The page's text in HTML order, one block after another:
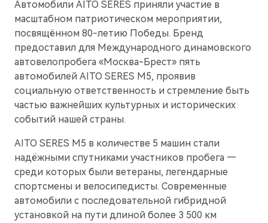
M5Стильный спортивный кроссовер
от 5 800 000 ₽
Гарантия
Руководства по эксплуатации
АКСЕССУАРЫ
Коллекция
Технические аксессуары
Колеса в сборе
Телематические системы
Системы зарядки
Новости компании
СМИ о нас
Блогеры о нас
ПАРТНЕРЫ
МТС
PlayAuto
Автомобили AITO SERES приняли участие в
масштабном патриотическом мероприятии,
посвящённом 80-летию Победы. Бренд
предоставил для Международного динамовского
автовелопробега «Москва-Брест» пять
автомобилей AITO SERES M5, проявив
социальную ответственность и стремление быть
частью важнейших культурных и исторических
событий нашей страны.
AITO SERES M5 в количестве 5 машин стали
надёжными спутниками участников пробега —
среди которых были ветераны, легендарные
спортсмены и велосипедисты. Современные
автомобили с последовательной гибридной
установкой на пути длиной более 3 500 км